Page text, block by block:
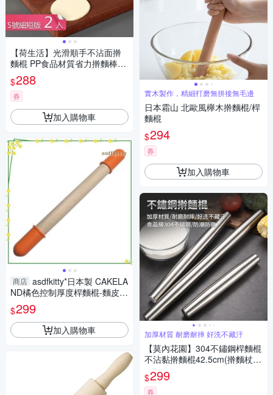
【荷生活】光滑順手不沾面擀
麵棍 PP食品材質省力擀麵棒-
細短版2入組
$288
券
加入購物車
商店 asdfkitty*日本製 CAKELA
ND橘色控制厚度桿麵棍-麵皮4
mm-做餅乾方便歐-1979-日本
製
$299
加入購物車
實木製作，精細打磨無拼接無毛邊
日本霜山 北歐風櫸木擀麵棍/桿
麵棍
$294
券
加入購物車
加厚材質 耐磨耐摔 好洗不藏汙
【莫內花園】304不鏽鋼桿麵棍
不沾黏擀麵棍42.5cm(擀麵杖
桿麵棒 桿餃子皮)
$299
券